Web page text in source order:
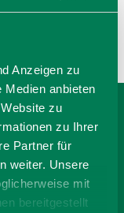
Anzeigen zu
Medien anbieten
zu
zu Ihrer
Partner für
weiter. Unsere
mit
bereitgestellt
WIES